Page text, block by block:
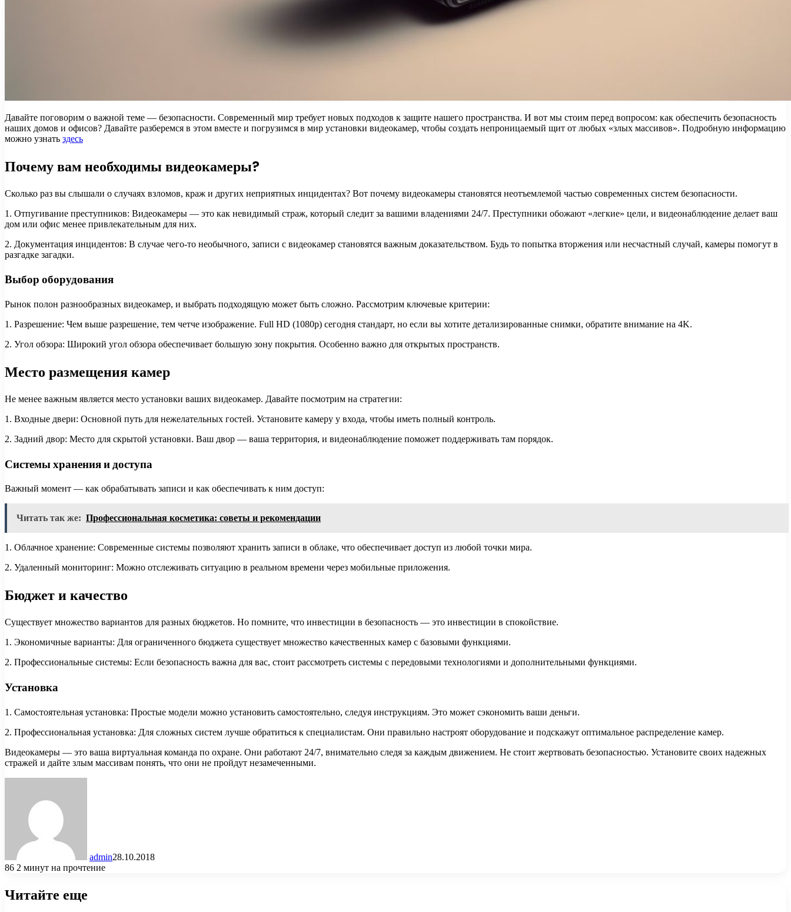
Давайте поговорим о важной теме — безопасности. Современный мир требует новых подходов к защите нашего пространства. И вот мы стоим перед вопросом: как обеспечить безопасность
наших домов и офисов? Давайте разберемся в этом вместе и погрузимся в мир установки видеокамер, чтобы создать непроницаемый щит от любых «злых массивов». Подробную информацию
можно узнать здесь
Почему вам необходимы видеокамеры?
Сколько раз вы слышали о случаях взломов, краж и других неприятных инцидентах? Вот почему видеокамеры становятся неотъемлемой частью современных систем безопасности.
1. Отпугивание преступников: Видеокамеры — это как невидимый страж, который следит за вашими владениями 24/7. Преступники обожают «легкие» цели, и видеонаблюдение делает ваш
дом или офис менее привлекательным для них.
2. Документация инцидентов: В случае чего-то необычного, записи с видеокамер становятся важным доказательством. Будь то попытка вторжения или несчастный случай, камеры помогут в
разгадке загадки.
Выбор оборудования
Рынок полон разнообразных видеокамер, и выбрать подходящую может быть сложно. Рассмотрим ключевые критерии:
1. Разрешение: Чем выше разрешение, тем четче изображение. Full HD (1080p) сегодня стандарт, но если вы хотите детализированные снимки, обратите внимание на 4K.
2. Угол обзора: Широкий угол обзора обеспечивает большую зону покрытия. Особенно важно для открытых пространств.
Место размещения камер
Не менее важным является место установки ваших видеокамер. Давайте посмотрим на стратегии:
1. Входные двери: Основной путь для нежелательных гостей. Установите камеру у входа, чтобы иметь полный контроль.
2. Задний двор: Место для скрытой установки. Ваш двор — ваша территория, и видеонаблюдение поможет поддерживать там порядок.
Системы хранения и доступа
Важный момент — как обрабатывать записи и как обеспечивать к ним доступ:
Читать так же: Профессиональная косметика: советы и рекомендации
1. Облачное хранение: Современные системы позволяют хранить записи в облаке, что обеспечивает доступ из любой точки мира.
2. Удаленный мониторинг: Можно отслеживать ситуацию в реальном времени через мобильные приложения.
Бюджет и качество
Существует множество вариантов для разных бюджетов. Но помните, что инвестиции в безопасность — это инвестиции в спокойствие.
1. Экономичные варианты: Для ограниченного бюджета существует множество качественных камер с базовыми функциями.
2. Профессиональные системы: Если безопасность важна для вас, стоит рассмотреть системы с передовыми технологиями и дополнительными функциями.
Установка
1. Самостоятельная установка: Простые модели можно установить самостоятельно, следуя инструкциям. Это может сэкономить ваши деньги.
2. Профессиональная установка: Для сложных систем лучше обратиться к специалистам. Они правильно настроят оборудование и подскажут оптимальное распределение камер.
Видеокамеры — это ваша виртуальная команда по охране. Они работают 24/7, внимательно следя за каждым движением. Не стоит жертвовать безопасностью. Установите своих надежных
стражей и дайте злым массивам понять, что они не пройдут незамеченными.
admin28.10.2018
86 2 минут на прочтение
Читайте еще